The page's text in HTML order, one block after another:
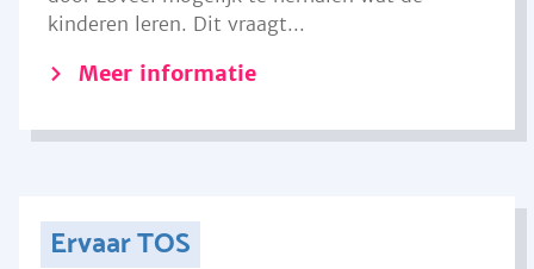
kinderen leren. Dit vraagt...
Meer informatie
Ervaar TOS